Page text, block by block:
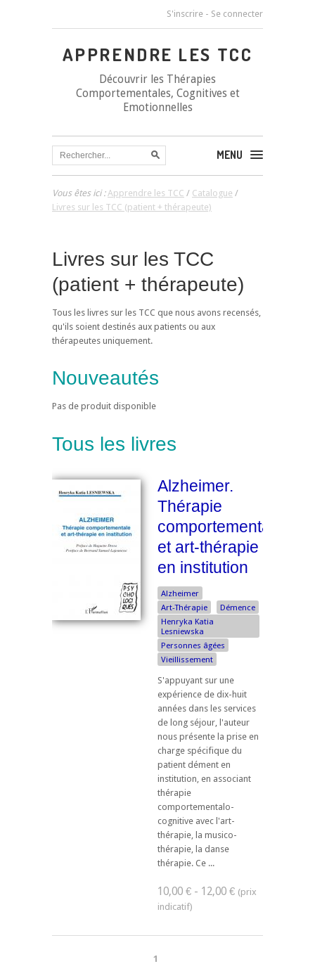
S'inscrire - Se connecter
APPRENDRE LES TCC
Découvrir les Thérapies
Comportementales, Cognitives et
Emotionnelles
MENU
Vous êtes ici :Apprendre les TCC / Catalogue /
Livres sur les TCC (patient + thérapeute)
Livres sur les TCC
(patient + thérapeute)
Tous les livres sur les TCC que nous avons recensés,
qu'ils soient destinés aux patients ou aux
thérapeutes uniquement.
Nouveautés
Pas de produit disponible
Tous les livres
Alzheimer.
Thérapie
comportementale
et art-thérapie
en institution
Alzheimer
Art-Thérapie
Démence
Henryka Katia
Lesniewska
Personnes âgées
Vieillissement
S'appuyant sur une
expérience de dix-huit
années dans les services
de long séjour, l'auteur
nous présente la prise en
charge spécifique du
patient dément en
institution, en associant
thérapie
comportementalo-
cognitive avec l'art-
thérapie, la musico-
thérapie, la danse
thérapie. Ce ...
10,00 € - 12,00 €
1